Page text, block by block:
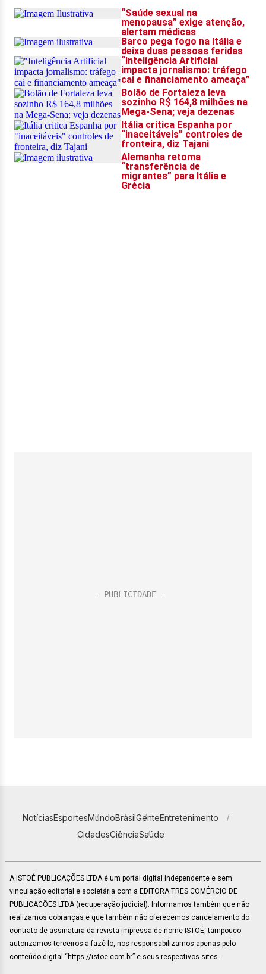
NotíciasEsportesMundoBrasilGenteEntretenimento
CidadesCiênciaSaúde
A ISTOÉ PUBLICAÇÕES LTDA é um portal digital independente e sem
vinculação editorial e societária com a EDITORA TRES COMÉRCIO DE
PUBLICACÕES LTDA (recuperação judicial). Informamos também que não
realizamos cobranças e que também não oferecemos cancelamento do
contrato de assinatura da revista impressa de nome ISTOÉ, tampouco
autorizamos terceiros a fazê-lo, nos responsabilizamos apenas pelo
conteúdo digital “https://istoe.com.br” e seus respectivos sites.